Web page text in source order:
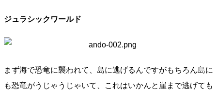
ジュラシックワールド
まず海で恐竜に襲われて、島に逃げるんですがもちろん島に
も恐竜がうじゃうじゃいて、これはいかんと崖まで逃げても